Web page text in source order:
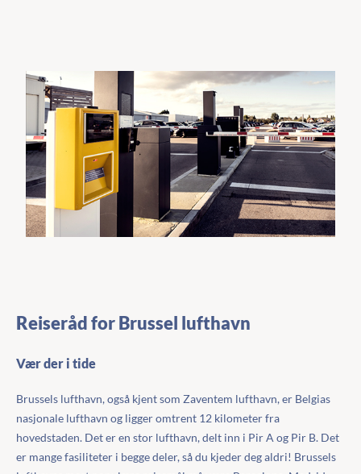
Reiseråd for Brussel lufthavn
Vær der i tide
Brussels lufthavn, også kjent som Zaventem lufthavn, er Belgias
nasjonale lufthavn og ligger omtrent 12 kilometer fra
hovedstaden. Det er en stor lufthavn, delt inn i Pir A og Pir B. Det
er mange fasiliteter i begge deler, så du kjeder deg aldri! Brussels